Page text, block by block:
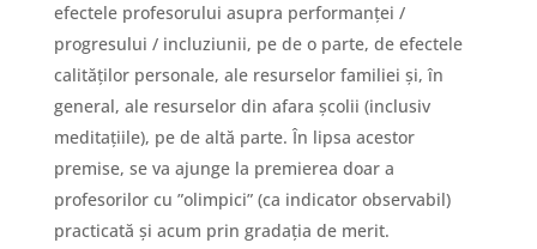
efectele profesorului asupra performanței /
progresului / incluziunii, pe de o parte, de efectele
calităților personale, ale resurselor familiei și, în
general, ale resurselor din afara școlii (inclusiv
meditațiile), pe de altă parte. În lipsa acestor
premise, se va ajunge la premierea doar a
profesorilor cu ”olimpici” (ca indicator observabil)
practicată și acum prin gradația de merit.